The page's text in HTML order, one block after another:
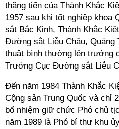
thăng tiến của Thành Khắc
1957 sau khi tốt nghiệp khoa
sắt Bắc Kinh, Thành Khắc
Đường sắt Liễu Châu, Quảng
thuật bình thường lên trưởng
Trưởng Cục Đường sắt Liễu
Đến năm 1984 Thành Khắc
Cộng sản Trung Quốc và chỉ
bổ nhiệm giữ chức Phó chủ
năm 1989 là Phó bí thư khu